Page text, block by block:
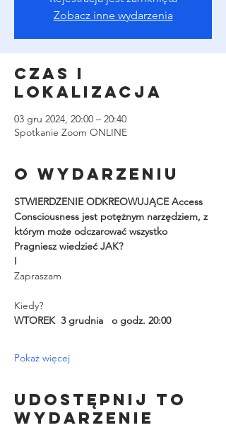
Zobacz inne wydarzenia
Czas i
lokalizacja
03 gru 2024, 20:00 – 20:40
Spotkanie Zoom ONLINE
O wydarzeniu
STWIERDZENIE ODKREOWUJĄCE Access
Consciousness jest potężnym narzędziem, z
którym może odczarować wszystko
Pragniesz wiedzieć JAK?
I
Zapraszam
Kiedy?
WTOREK  3 grudnia   o godz. 20:00
Pokaż więcej
Udostępnij to
wydarzenie